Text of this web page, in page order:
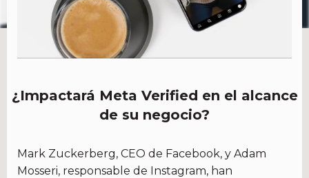
¿Impactará Meta Verified en el alcance
de su negocio?
Mark Zuckerberg, CEO de Facebook, y Adam
Mosseri, responsable de Instagram, han